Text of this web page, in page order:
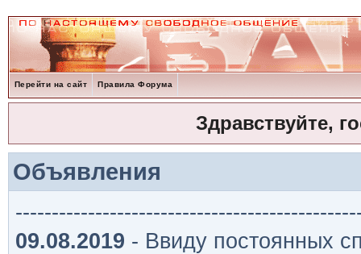
Перейти на сайт Правила Форума
Здравствуйте,
Объявления
09.08.2019 - Ввиду постоянных